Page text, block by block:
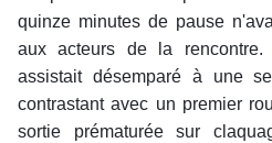
quinze minutes de pause
aux acteurs de la
assistait désemparé à une
contrastant avec un premier
sortie prématurée sur